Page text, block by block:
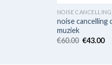
noise cancelling
muziek
€60.00 €43.00